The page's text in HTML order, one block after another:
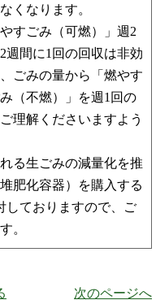
くなります。
すごみ（可燃）」週2
週間に1回の回収は非効
ごみの量から「燃やす
（不燃）」を週1回の
理解くださいますよう
る生ごみの減量化を推
肥化容器）を購入する
しておりますので、ご
。
次のページへ